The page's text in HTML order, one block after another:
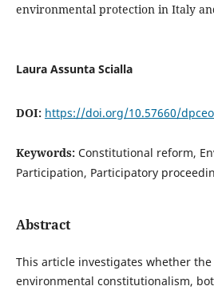
environmental protection in Italy
Laura Assunta Scialla
DOI: https://doi.org/10.57660/
Keywords: Constitutional reform,
Participation, Participatory
Abstract
This article investigates whether
environmental constitutionalism,